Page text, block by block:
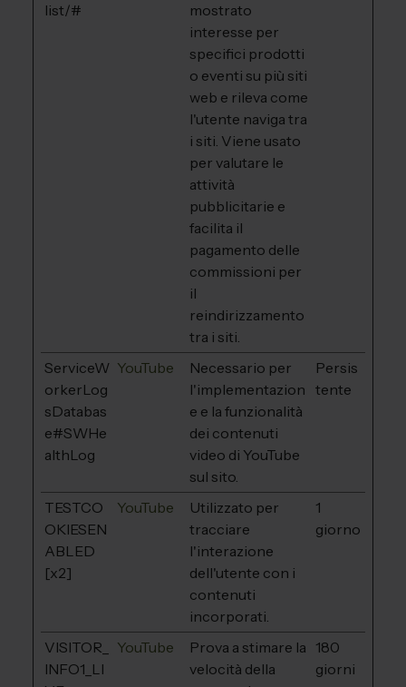
list/#
mostrato
interesse per
specifici prodotti
o eventi su più siti
web e rileva come
l'utente naviga tra
i siti. Viene usato
per valutare le
attività
pubblicitarie e
facilita il
pagamento delle
commissioni per
il
reindirizzamento
tra i siti.
ServiceW
orkerLog
sDatabas
e#SWHe
althLog
YouTube
Necessario per
l'implementazion
e e la funzionalità
dei contenuti
video di YouTube
sul sito.
Persis
tente
TESTCO
OKIESEN
ABLED
[x2]
YouTube
Utilizzato per
tracciare
l'interazione
dell'utente con i
contenuti
incorporati.
1
giorno
VISITOR_
INFO1_LI
YouTube
Prova a stimare la
velocità della
180
giorni